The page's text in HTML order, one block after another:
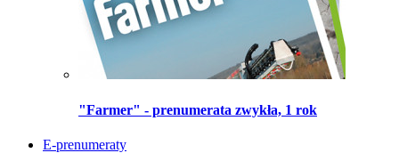
"Farmer" - prenumerata zwykła, 1 rok
E-prenumeraty